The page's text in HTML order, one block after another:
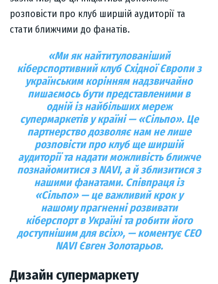
розповісти про клуб ширшій аудиторії та
стати ближчими до фанатів.
«Ми як найтитулованіший
кіберспортивний клуб Східної Європи з
українським корінням надзвичайно
пишаємось бути представленими в
одній із найбільших мереж
супермаркетів у країні — «Сільпо». Це
партнерство дозволяє нам не лише
розповісти про клуб ще ширшій
аудиторії та надати можливість ближче
познайомитися з NAVI, а й зблизитися з
нашими фанатами. Співпраця із
«Сільпо» — це важливий крок у
нашому прагненні розвивати
кіберспорт в Україні та робити його
доступнішим для всіх», — коментує СЕО
NAVI Євген Золотарьов.
Дизайн супермаркету